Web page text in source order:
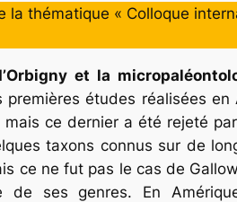
la thématique « Colloque
et la
premières études réalisées
mais ce dernier a été rejeté
taxons connus sur de
ce ne fut pas le cas de
de ses genres. En